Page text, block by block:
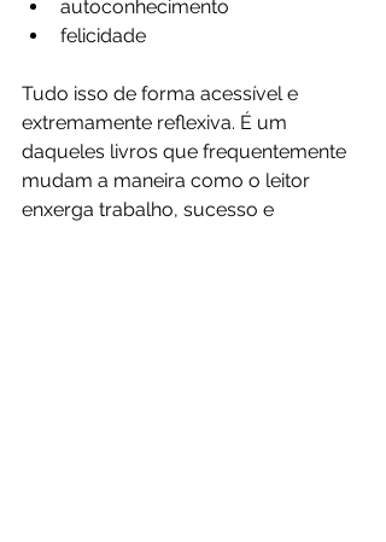
autoconhecimento
felicidade
Tudo isso de forma acessível e
extremamente reflexiva. É um
daqueles livros que frequentemente
mudam a maneira como o leitor
enxerga trabalho, sucesso e